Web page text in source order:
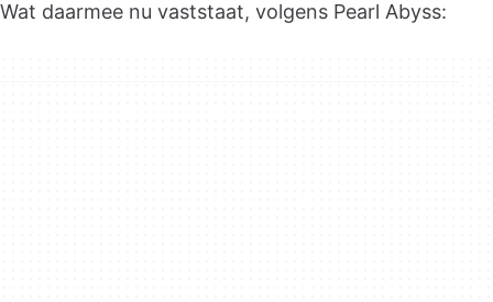
Wat daarmee nu vaststaat, volgens Pearl Abyss: